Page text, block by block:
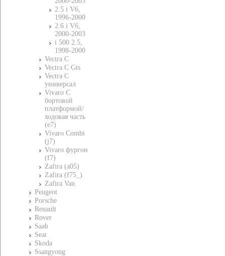
2.5 i V6,
1996-2000
2.6 i V6,
2000-2003
i 500 2.5,
1998-2000
Vectra C
Vectra C Gts
Vectra C
универсал
Vivaro C
бортовой
платформой/
ходовая часть
(e7)
Vivaro Combi
(j7)
Vivaro фургон
(f7)
Zafira (a05)
Zafira (f75_)
Zafira Van
Peugeot
Porsche
Renault
Rover
Saab
Seat
Skoda
Ssangyong